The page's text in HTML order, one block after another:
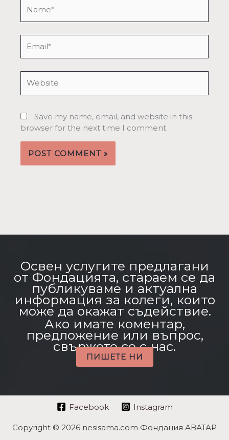
Save my name, email, and website in this
browser for the next time I comment.
Освен услугите предлагани
от Фондацията, стараем се да
публикуваме и актуална
информация за колеги, които
може да окажат съдействие.
Ако имате коментар,
предложение или въпрос,
свържете се с нас.
ПИШЕТЕ НИ
Facebook Instagram
Copyright © 2026 nesisama.com Фондация АВАТАР